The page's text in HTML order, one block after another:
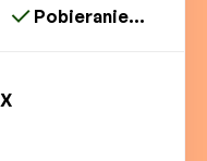
Pobieranie...